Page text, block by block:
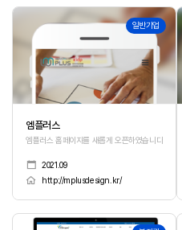
일반기업
엠플러스
엠플러스 홈페이지를 새롭게 오픈하였습니다.
2021.09
http://mplusdesign.kr/
347